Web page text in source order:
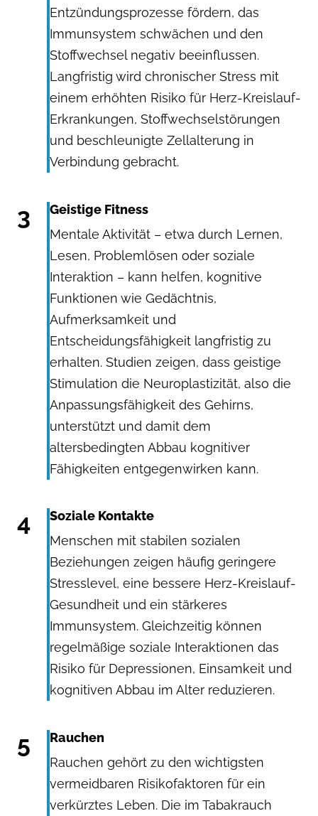
Entzündungsprozesse fördern, das
Immunsystem schwächen und den
Stoffwechsel negativ beeinflussen.
Langfristig wird chronischer Stress mit
einem erhöhten Risiko für Herz-Kreislauf-
Erkrankungen, Stoffwechselstörungen
und beschleunigte Zellalterung in
Verbindung gebracht.
3
Geistige Fitness
Mentale Aktivität – etwa durch Lernen,
Lesen, Problemlösen oder soziale
Interaktion – kann helfen, kognitive
Funktionen wie Gedächtnis,
Aufmerksamkeit und
Entscheidungsfähigkeit langfristig zu
erhalten. Studien zeigen, dass geistige
Stimulation die Neuroplastizität, also die
Anpassungsfähigkeit des Gehirns,
unterstützt und damit dem
altersbedingten Abbau kognitiver
Fähigkeiten entgegenwirken kann.
4
Soziale Kontakte
Menschen mit stabilen sozialen
Beziehungen zeigen häufig geringere
Stresslevel, eine bessere Herz-Kreislauf-
Gesundheit und ein stärkeres
Immunsystem. Gleichzeitig können
regelmäßige soziale Interaktionen das
Risiko für Depressionen, Einsamkeit und
kognitiven Abbau im Alter reduzieren.
5
Rauchen
Rauchen gehört zu den wichtigsten
vermeidbaren Risikofaktoren für ein
verkürztes Leben. Die im Tabakrauch